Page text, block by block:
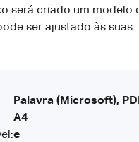
será criado um modelo
ser ajustado às suas
Palavra (Microsoft),
A4
e